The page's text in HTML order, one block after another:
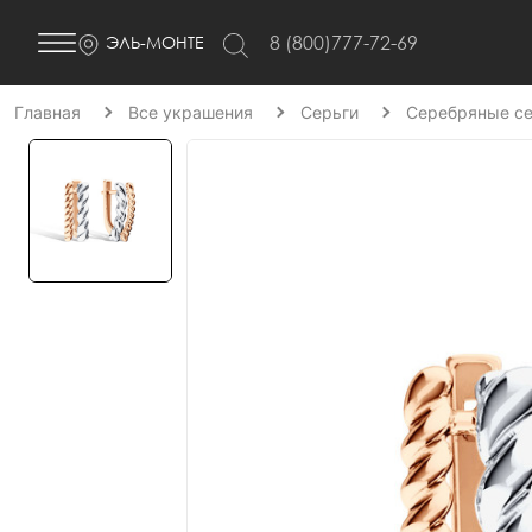
ЭЛЬ-МОНТЕ 8 (800)777-72-69
Главная Все украшения Серьги Серебряные